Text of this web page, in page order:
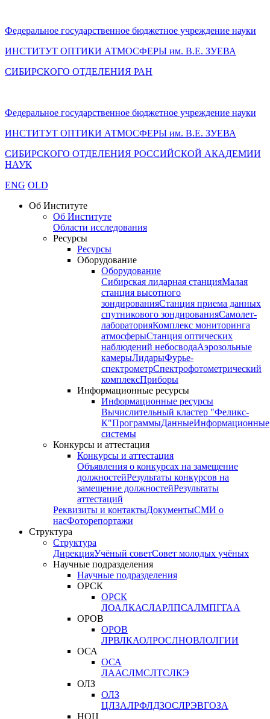
Федеральное государственное бюджетное учреждение науки
ИНСТИТУТ ОПТИКИ АТМОСФЕРЫ им. В.Е. ЗУЕВА
СИБИРСКОГО ОТДЕЛЕНИЯ РАН
Федеральное государственное бюджетное учреждение науки
ИНСТИТУТ ОПТИКИ АТМОСФЕРЫ им. В.Е. ЗУЕВА
СИБИРСКОГО ОТДЕЛЕНИЯ РОССИЙСКОЙ АКАДЕМИИ
НАУК
ENG OLD
Об Институте
Об Институте
Области исследования
Ресурсы
Ресурсы
Оборудование
Оборудование
Сибирская лидарная станцияМалая
станция высотного
зондированияСтанция приема данных
спутникового зондированияСамолет-
лабораторияКомплекс мониторинга
атмосферыСтанция оптических
наблюдений небосводаАэрозольные
камерыЛидарыФурье-
спектрометрСпектрофотометрический
комплексПриборы
Информационные ресурсы
Информационные ресурсы
Вычислительный кластер "Феликс-
К"ПрограммыДанныеИнформационные
системы
Конкурсы и аттестация
Конкурсы и аттестация
Объявления о конкурсах на замещение
должностейРезультаты конкурсов на
замещение должностейРезультаты
аттестаций
Реквизиты и контактыДокументыСМИ о
насФоторепортажи
Структура
Структура
ДирекцияУчёный советСовет молодых учёных
Научные подразделения
Научные подразделения
ОРСК
ОРСК
ЛОАЛКАСЛАРЛПСАЛМПГГАА
ОРОВ
ОРОВ
ЛРВЛКАОЛРОСЛНОВЛОЛГИИ
ОСА
ОСА
ЛААСЛМСЛТСЛКЭ
ОЛЗ
ОЛЗ
ЦЛЗАЛРФЛДЗОСЛРЭВГОЗА
НОЦ